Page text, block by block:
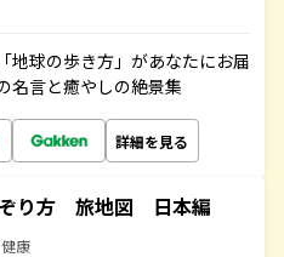
地球の歩き方」があなたにお届
名言と癒やしの絶景集
詳細を見る
り方 旅地図 日本編
康